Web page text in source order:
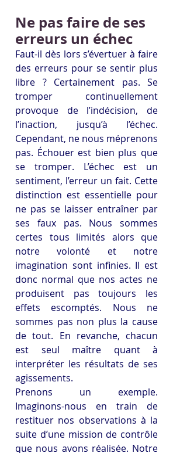
Ne pas faire de ses
erreurs un échec
Faut-il dès lors s’évertuer à faire
des erreurs pour se sentir plus
libre ? Certainement pas. Se
tromper continuellement
provoque de l’indécision, de
l’inaction, jusqu’à l’échec.
Cependant, ne nous méprenons
pas. Échouer est bien plus que
se tromper. L’échec est un
sentiment, l’erreur un fait. Cette
distinction est essentielle pour
ne pas se laisser entraîner par
ses faux pas. Nous sommes
certes tous limités alors que
notre volonté et notre
imagination sont infinies. Il est
donc normal que nos actes ne
produisent pas toujours les
effets escomptés. Nous ne
sommes pas non plus la cause
de tout. En revanche, chacun
est seul maître quant à
interpréter les résultats de ses
agissements.
Prenons un exemple.
Imaginons-nous en train de
restituer nos observations à la
suite d’une mission de contrôle
que nous avons réalisée. Notre